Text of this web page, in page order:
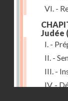
VI. -
Judée
I. -
II. -
III. -
IV. -